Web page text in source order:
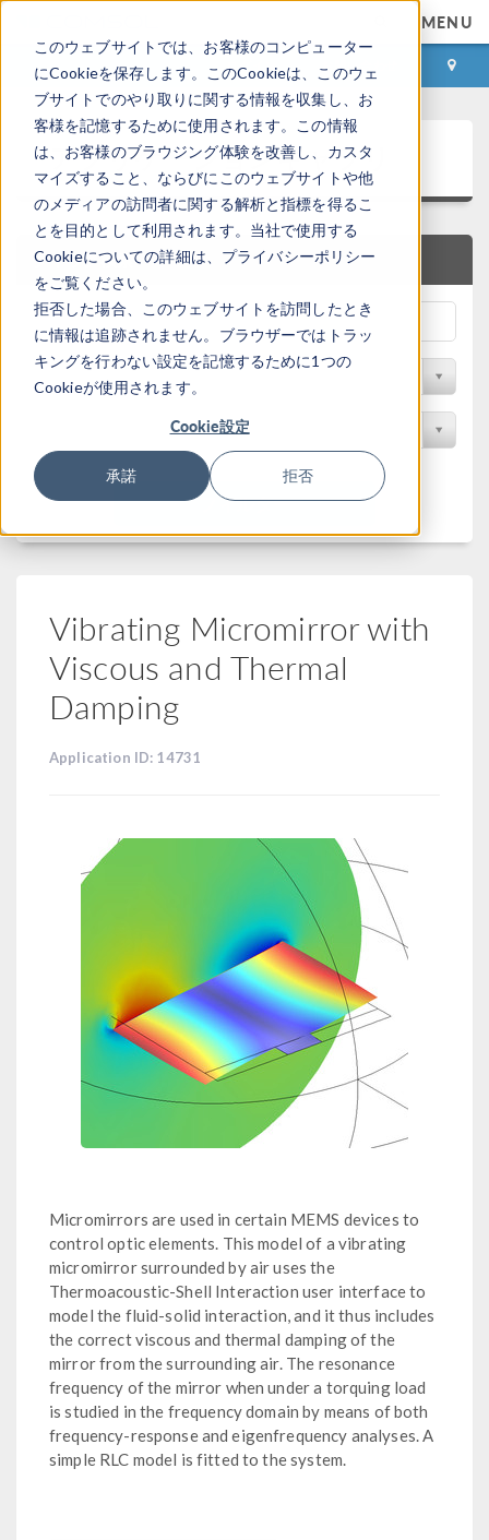
このウェブサイトでは、お客様のコンピューター
にCookieを保存します。このCookieは、このウェ
ブサイトでのやり取りに関する情報を収集し、お
客様を記憶するために使用されます。この情報
は、お客様のブラウジング体験を改善し、カスタ
マイズすること、ならびにこのウェブサイトや他
のメディアの訪問者に関する解析と指標を得るこ
とを目的として利用されます。当社で使用する
Cookieについての詳細は、プライバシーポリシー
をご覧ください。
拒否した場合、このウェブサイトを訪問したとき
に情報は追跡されません。ブラウザーではトラッ
キングを行わない設定を記憶するために1つの
Cookieが使用されます。
Cookie設定
承諾 拒否
MENU
ログイン お問い合わせ
アプリケーションギャラリ
クイック検索
分野でフィルター
フィルター
Vibrating Micromirror with
Viscous and Thermal
Damping
Application ID: 14731
Micromirrors are used in certain MEMS devices to
control optic elements. This model of a vibrating
micromirror surrounded by air uses the
Thermoacoustic-Shell Interaction user interface to
model the fluid-solid interaction, and it thus includes
the correct viscous and thermal damping of the
mirror from the surrounding air. The resonance
frequency of the mirror when under a torquing load
is studied in the frequency domain by means of both
frequency-response and eigenfrequency analyses. A
simple RLC model is fitted to the system.